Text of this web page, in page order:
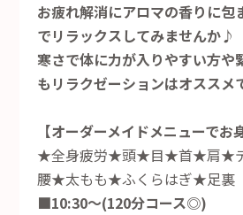
お疲れ解消にアロマの香りに包
でリラックスしてみませんか♪
寒さで体に力が入りやすい方や
もリラクゼーションはオスス
【オーダーメイドメニューでお
★全身疲労★頭★目★首★肩★
腰★太もも★ふくらはぎ★足裏
■10:30～(120分コース◎)